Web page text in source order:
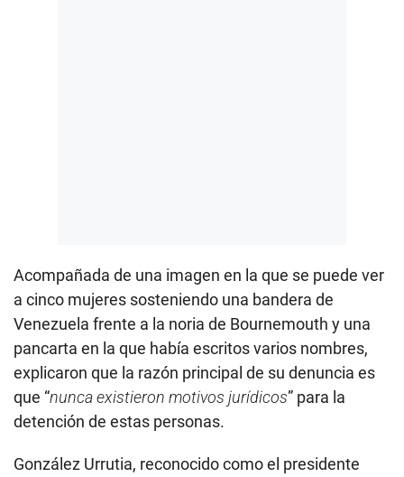
Acompañada de una imagen en la que se puede ver
a cinco mujeres sosteniendo una bandera de
Venezuela frente a la noria de Bournemouth y una
pancarta en la que había escritos varios nombres,
explicaron que la razón principal de su denuncia es
que “nunca existieron motivos jurídicos” para la
detención de estas personas.
González Urrutia, reconocido como el presidente